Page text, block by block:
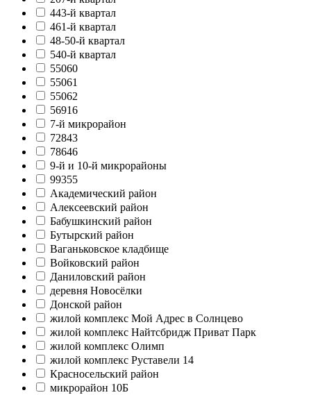
443-й квартал
461-й квартал
48-50-й квартал
540-й квартал
55060
55061
55062
56916
7-й микрорайон
72843
78646
9-й и 10-й микрорайоны
99355
Академический район
Алексеевский район
Бабушкинский район
Бутырский район
Ваганьковское кладбище
Войковский район
Даниловский район
деревня Новосёлки
Донской район
жилой комплекс Мой Адрес в Солнцево
жилой комплекс Найтсбридж Приват Парк
жилой комплекс Олимп
жилой комплекс Руставели 14
Красносельский район
микрорайон 10Б